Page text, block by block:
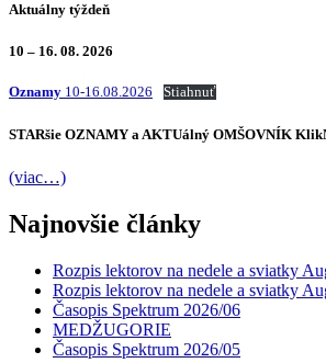
Aktuálny týždeň
10 – 16. 08. 2026
Oznamy 10-16.08.2026 Stiahnuť
STARšie OZNAMY a AKTUálný OMŠOVNÍK
(viac…)
Najnovšie články
Rozpis lektorov na nedele a sviatky
Rozpis lektorov na nedele a sviatky
Časopis Spektrum 2026/06
MEDŽUGORIE
Časopis Spektrum 2026/05